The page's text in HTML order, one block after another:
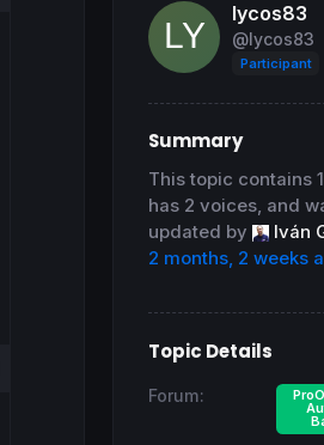
lycos83
@lycos83
Participant
Summary
This topic contains
has 2 voices, and
updated by
Iván
2 months, 2 weeks
Topic Details
Forum: